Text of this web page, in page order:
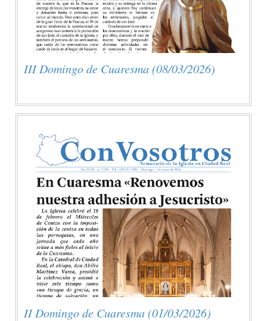
III Domingo de Cuaresma (08/03/2026)
II Domingo de Cuaresma (01/03/2026)